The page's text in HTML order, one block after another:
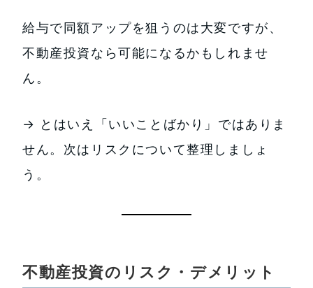
給与で同額アップを狙うのは大変ですが、
不動産投資なら可能になるかもしれませ
ん。
→ とはいえ「いいことばかり」ではありま
せん。次はリスクについて整理しましょ
う。
不動産投資のリスク・デメリット